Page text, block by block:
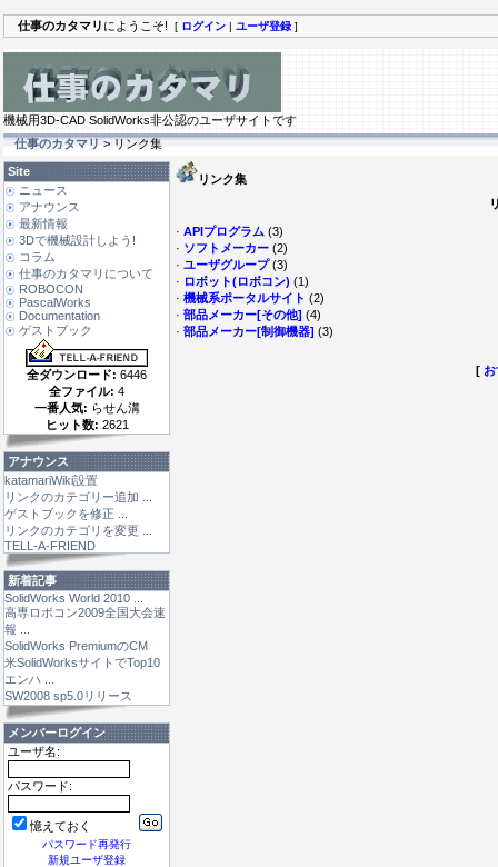
仕事のカタマリ にようこそ! [ ログイン | ユーザ登録 ]
機械用3D-CAD SolidWorks非公認のユーザサイトです
仕事のカタマリ> リンク集
Site
ニュース
アナウンス
最新情報
3Dで機械設計しよう!
コラム
仕事のカタマリについて
ROBOCON
PascalWorks
Documentation
ゲストブック
全ダウンロード: 6446
全ファイル: 4
一番人気: らせん溝
ヒット数: 2621
アナウンス
katamariWiki設置
リンクのカテゴリー追加 ...
ゲストブックを修正 ...
リンクのカテゴリを変更 ...
TELL-A-FRIEND
新着記事
SolidWorks World 2010 ...
高専ロボコン2009全国大会速
報 ...
SolidWorks PremiumのCM
米SolidWorksサイトでTop10
エンハ ...
SW2008 sp5.0リリース
メンバーログイン
ユーザ名:
パスワード:
憶えておく
パスワード再発行
新規ユーザ登録
リンク集
· APIプログラム (3)
· ソフトメーカー (2)
· ユーザグループ(3)
· ロボット(ロボコン) (1)
· 機械系ポータルサイト (2)
· 部品メーカー[その他] (4)
· 部品メーカー[制御機器] (3)
[